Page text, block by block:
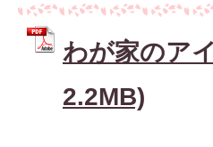
わが家のア
2.2MB)